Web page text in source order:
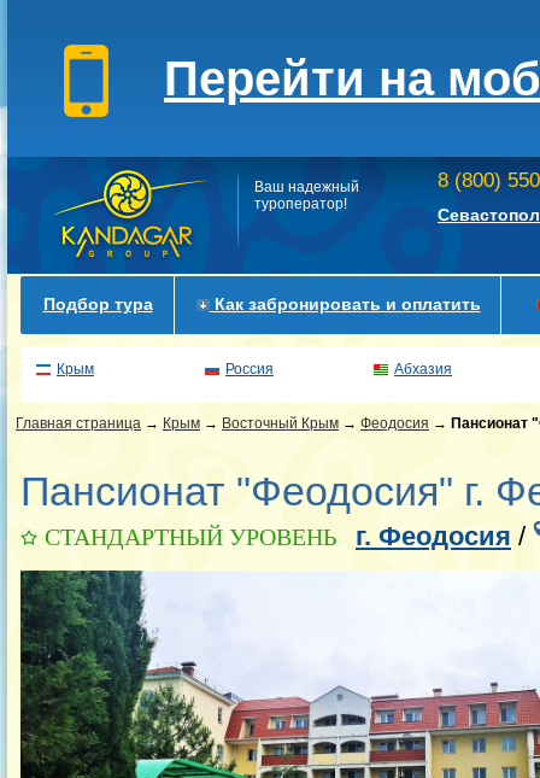
Перейти на
Ваш надежный
туроператор!
8 (800)
Подбор тура Как забронировать и оплатить
Крым Россия Абхазия
Главная страница → Крым → Восточный Крым → Феодосия → Пансионат
Пансионат "Феодосия" г.
СТАНДАРТНЫЙ УРОВЕНЬ г. Феодосия /